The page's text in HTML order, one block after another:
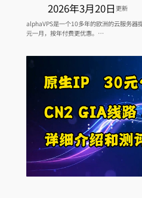
2026年3月20日 更新
alphaVPS是一个10多年的欧洲的云服务器
元一月，按年付费更优惠。…